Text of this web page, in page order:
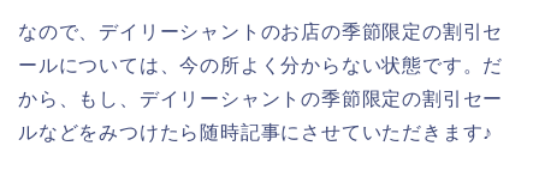
なので、デイリーシャントのお店の季節限定の割引セ
ールについては、今の所よく分からない状態です。だ
から、もし、デイリーシャントの季節限定の割引セー
ルなどをみつけたら随時記事にさせていただきます♪